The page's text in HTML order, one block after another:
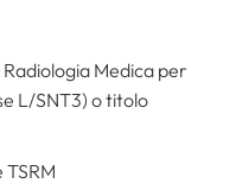
Medica per
L/SNT3) o titolo